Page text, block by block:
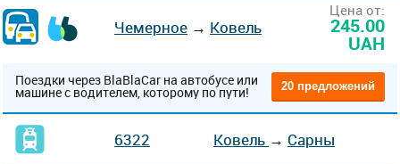
Чемерное → Ковель
Цена от:
245.00
UAH
Поездки через BlaBlaCar на автобусе или
машине с водителем, которому по пути! 20 предложений
6322 Ковель → Сарны